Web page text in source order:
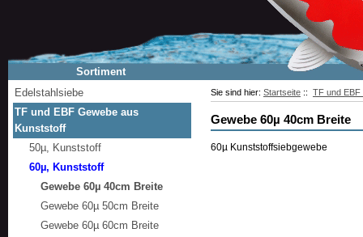
Sie sind hier: Startseite :: TF und
Gewebe 60µ 40cm Breite
60µ Kunststoffsiebgewebe
Sortiment
Edelstahlsiebe
TF und EBF Gewebe aus
Kunststoff
50µ, Kunststoff
60µ, Kunststoff
Gewebe 60µ 40cm Breite
Gewebe 60µ 50cm Breite
Gewebe 60µ 60cm Breite